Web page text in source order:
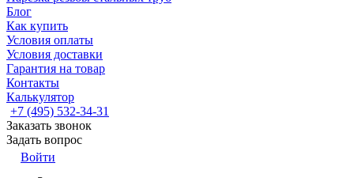
Блог
Как купить
Условия оплаты
Условия доставки
Гарантия на товар
Контакты
Калькулятор
+7 (495) 532‑34‑31
Заказать звонок
Задать вопрос
Войти